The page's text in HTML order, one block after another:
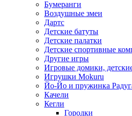
Бумеранги
Воздушные змеи
Дартс
Детские батуты
Детские палатки
Детские спортивные
Другие игры
Игровые домики,
Игрушки Mokuru
Йо-Йо и пружинка
Качели
Кегли
Городки